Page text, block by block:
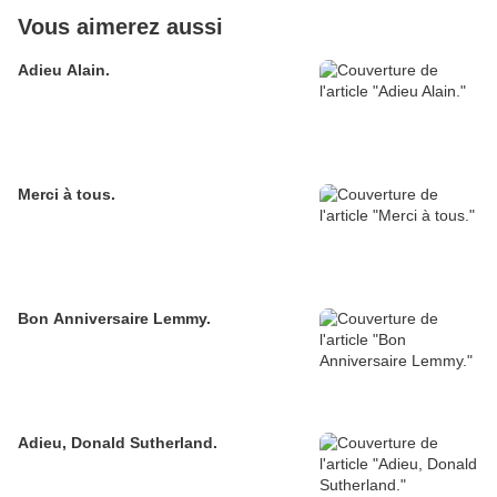
Vous aimerez aussi
Adieu Alain.
Merci à tous.
Bon Anniversaire Lemmy.
Adieu, Donald Sutherland.